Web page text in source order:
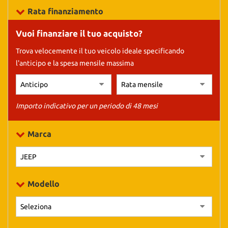
Rata finanziamento
Vuoi finanziare il tuo acquisto?
Trova velocemente il tuo veicolo ideale specificando
l'anticipo e la spesa mensile massima
Importo indicativo per un periodo di 48 mesi
Marca
Modello
che
per
le
funzionalità
e
svolgere
le
attività
descritte.
Per
ottenere
maggiori
sull'utilità
e
sul
funzionamento